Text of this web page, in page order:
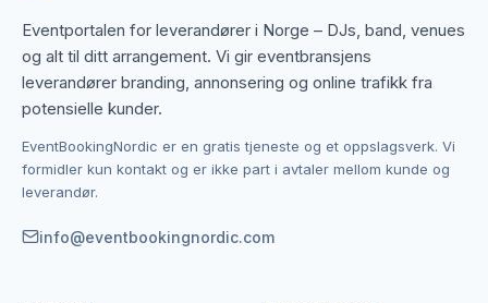
med å sette opp situasjoner og portretter. Se på
porteføljer og ta kontakt direkte for å få en følelse av
samarbeidet.
Eventfotograf – profesjonell
dokumentasjon av ditt arrangement
en profesjonell eventfotograf viktig for å
Eventportalen for leverandører i Norge – DJs, band, venues
og alt til ditt arrangement. Vi gir eventbransjens
leverandører branding, annonsering og online trafikk fra
potensielle kunder.
EventBookingNordic er en gratis tjeneste og et oppslagsverk. Vi
formidler kun kontakt og er ikke part i avtaler mellom kunde og
leverandør.
info@eventbookingnordic.com